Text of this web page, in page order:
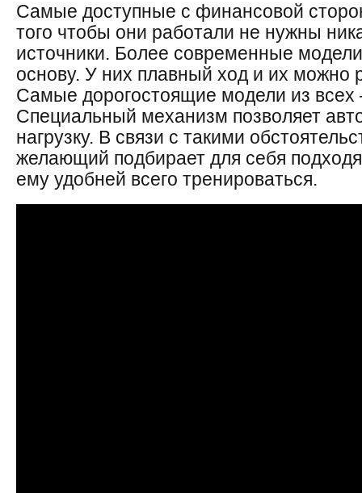
Самые доступные с финансовой
того чтобы они работали не нужны
источники. Более современные
основу. У них плавный ход и их можно
Самые дорогостоящие модели из всех
Специальный механизм позволяет
нагрузку. В связи с такими
желающий подбирает для себя
ему удобней всего тренироваться.